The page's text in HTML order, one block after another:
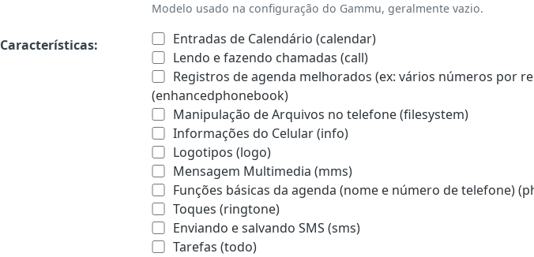
Modelo usado na configuração do Gammu, geralmente vazio.
Características:
Entradas de Calendário (calendar)
Lendo e fazendo chamadas (call)
Registros de agenda melhorados (ex: vários números por
(enhancedphonebook)
Manipulação de Arquivos no telefone (filesystem)
Informações do Celular (info)
Logotipos (logo)
Mensagem Multimedia (mms)
Funções básicas da agenda (nome e número de telefone)
Toques (ringtone)
Enviando e salvando SMS (sms)
Tarefas (todo)